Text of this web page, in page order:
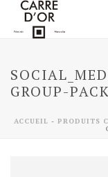
GROUP-
ACCUEIL - PRODUITS